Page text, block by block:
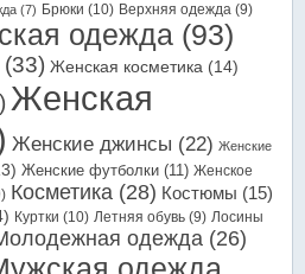
(7) Брюки (10) Верхняя одежда (9)
одежда (93)
(33) Женская косметика (14)
Женская
Женские джинсы (22) Женские
Женские футболки (11) Женское
Косметика (28) Костюмы (15)
Куртки (10) Летняя обувь (9) Лосины
одежда (26)